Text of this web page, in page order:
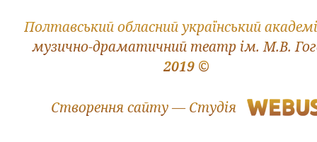
2019 ©
Полтавський обласний український
музично-драматичний театр ім. М.В.
Створення сайту — Студія